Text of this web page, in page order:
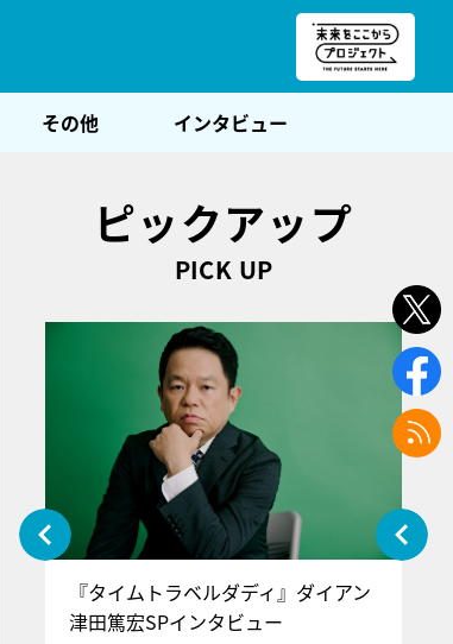
その他 インタビュー
ピックアップ
PICK UP
『タイムトラベルダディ』ダイアン
津田篤宏SPインタビュー